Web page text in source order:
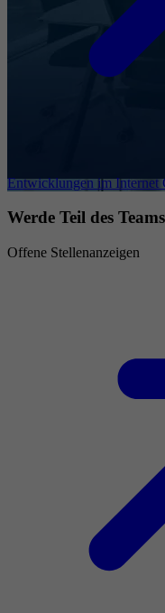
Entwicklungen im Internet
Werde Teil des Teams
Offene Stellenanzeigen